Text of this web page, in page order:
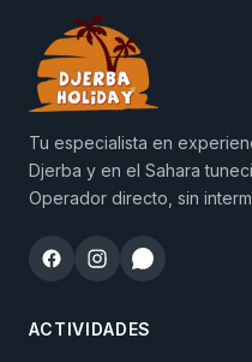
Tu especialista en
Djerba y en el Sahara
Operador directo, sin
ACTIVIDADES